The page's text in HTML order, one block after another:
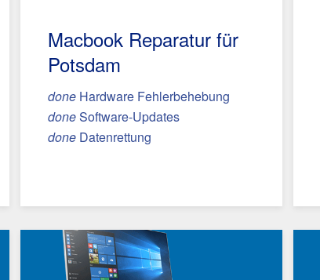
Macbook Reparatur für
Potsdam
done Hardware Fehlerbehebung
doneSoftware-Updates
done Datenrettung